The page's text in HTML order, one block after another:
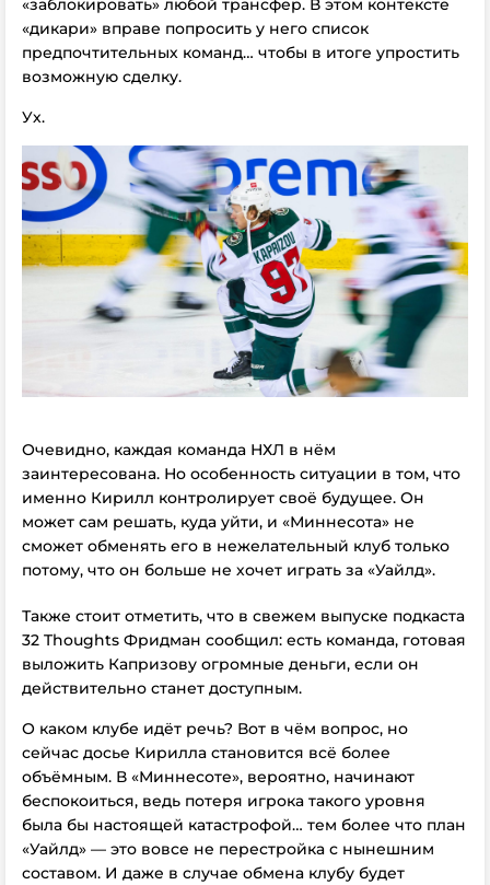
«заблокировать» любой трансфер. В этом контексте
«дикари» вправе попросить у него список
предпочтительных команд… чтобы в итоге упростить
возможную сделку.
Ух.
Очевидно, каждая команда НХЛ в нём
заинтересована. Но особенность ситуации в том, что
именно Кирилл контролирует своё будущее. Он
может сам решать, куда уйти, и «Миннесота» не
сможет обменять его в нежелательный клуб только
потому, что он больше не хочет играть за «Уайлд».
Также стоит отметить, что в свежем выпуске подкаста
32 Thoughts Фридман сообщил: есть команда, готовая
выложить Капризову огромные деньги, если он
действительно станет доступным.
О каком клубе идёт речь? Вот в чём вопрос, но
сейчас досье Кирилла становится всё более
объёмным. В «Миннесоте», вероятно, начинают
беспокоиться, ведь потеря игрока такого уровня
была бы настоящей катастрофой… тем более что план
«Уайлд» — это вовсе не перестройка с нынешним
составом. И даже в случае обмена клубу будет